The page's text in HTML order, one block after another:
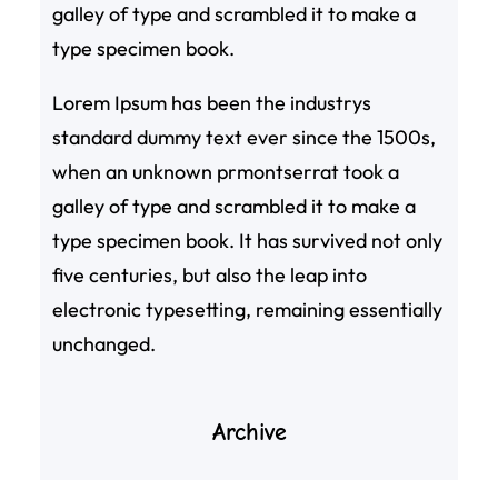
galley of type and scrambled it to make a
type specimen book.
Lorem Ipsum has been the industrys
standard dummy text ever since the 1500s,
when an unknown prmontserrat took a
galley of type and scrambled it to make a
type specimen book. It has survived not only
five centuries, but also the leap into
electronic typesetting, remaining essentially
unchanged.
Archive